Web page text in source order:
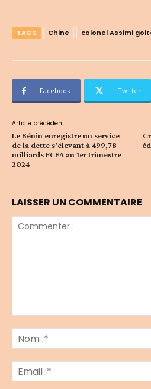
TAGS Chine colonel Assimi
Facebook Twitter
Article précédent
Le Bénin enregistre un service
de la dette s’élevant à 499,78
milliards FCFA au 1er trimestre
2024
LAISSER UN COMMENTAIRE